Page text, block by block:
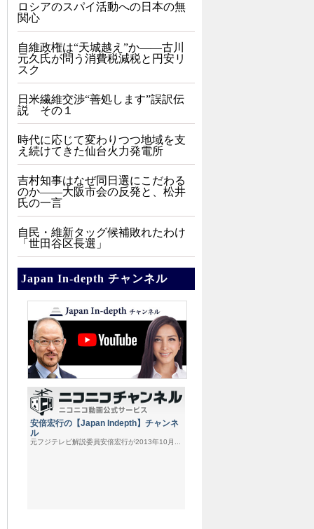
ロシアのスパイ活動への日本の無
関心
自維政権は“天城越え”か――古川
元久氏が問う消費税減税と円安リ
スク
日米繊維交渉“善処します”誤訳伝
説 その１
時代に応じて変わりつつ地域を支
え続けてきた仙台火力発電所
吉村知事はなぜ同日選にこだわる
のか――大阪市会の反発と、松井
氏の一言
自民・維新タッグ候補敗れたわけ
「世田谷区長選」
Japan In-depth チャンネル